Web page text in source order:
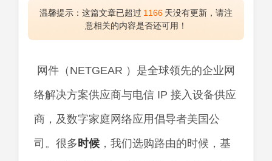
温馨提示：这篇文章已超过 1166 天没有更新，请注
意相关的内容是否还可用！
网件（NETGEAR ）是全球领先的企业网
络解决方案供应商与电信 IP 接入设备供应
商，及数字家庭网络应用倡导者美国公
司。很多时候 ，我们选购路由的时候，基